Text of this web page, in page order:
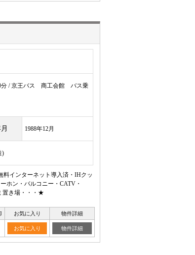
/ 京王バス 商工会館 バス乗
1988年12月
)
インターネット導入済・IHクッ
ホン・バルコニー・CATV・
置き場・・・★
お気に入り 物件詳細
お気に入り 物件詳細